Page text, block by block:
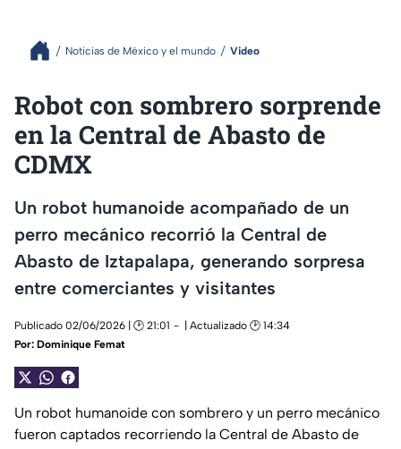
Noticias de México y el mundo Video
Robot con sombrero sorprende
en la Central de Abasto de
CDMX
Un robot humanoide acompañado de un
perro mecánico recorrió la Central de
Abasto de Iztapalapa, generando sorpresa
entre comerciantes y visitantes
Publicado 02/06/2026 | 🕑 21:01
| Actualizado 🕑 14:34
Por: Dominique Femat
Un robot humanoide con sombrero y un perro mecánico
fueron captados recorriendo la Central de Abasto de